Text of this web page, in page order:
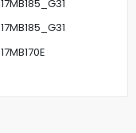
17MB185_G31
17MB185_G31
17MB170E